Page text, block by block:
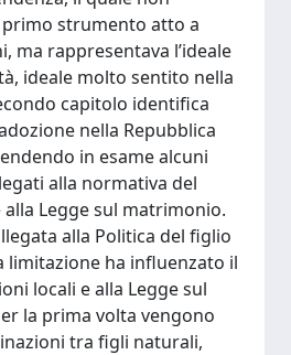
strumento atto a
ma rappresentava l’ideale
ideale molto sentito nella
capitolo identifica
nella Repubblica
in esame alcuni
alla normativa del
Legge sul matrimonio.
alla Politica del figlio
limitazione ha influenzato il
locali e alla Legge sul
la prima volta vengono
tra figli naturali,